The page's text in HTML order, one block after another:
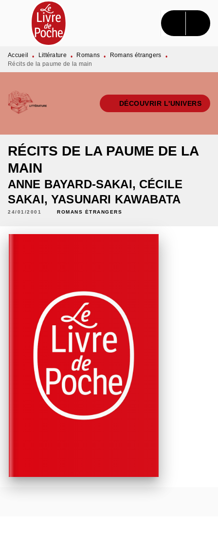
MENU RECHERCHE CONTENU
PIED DE PAGE
Accueil • Littérature • Romans • Romans étrangers
•
Récits de la paume de la main
DÉCOUVRIR L'UNIVERS
RÉCITS DE LA PAUME DE LA
MAIN
ANNE BAYARD-SAKAI, CÉCILE
SAKAI,YASUNARI KAWABATA
24/01/2001 ROMANS ÉTRANGERS